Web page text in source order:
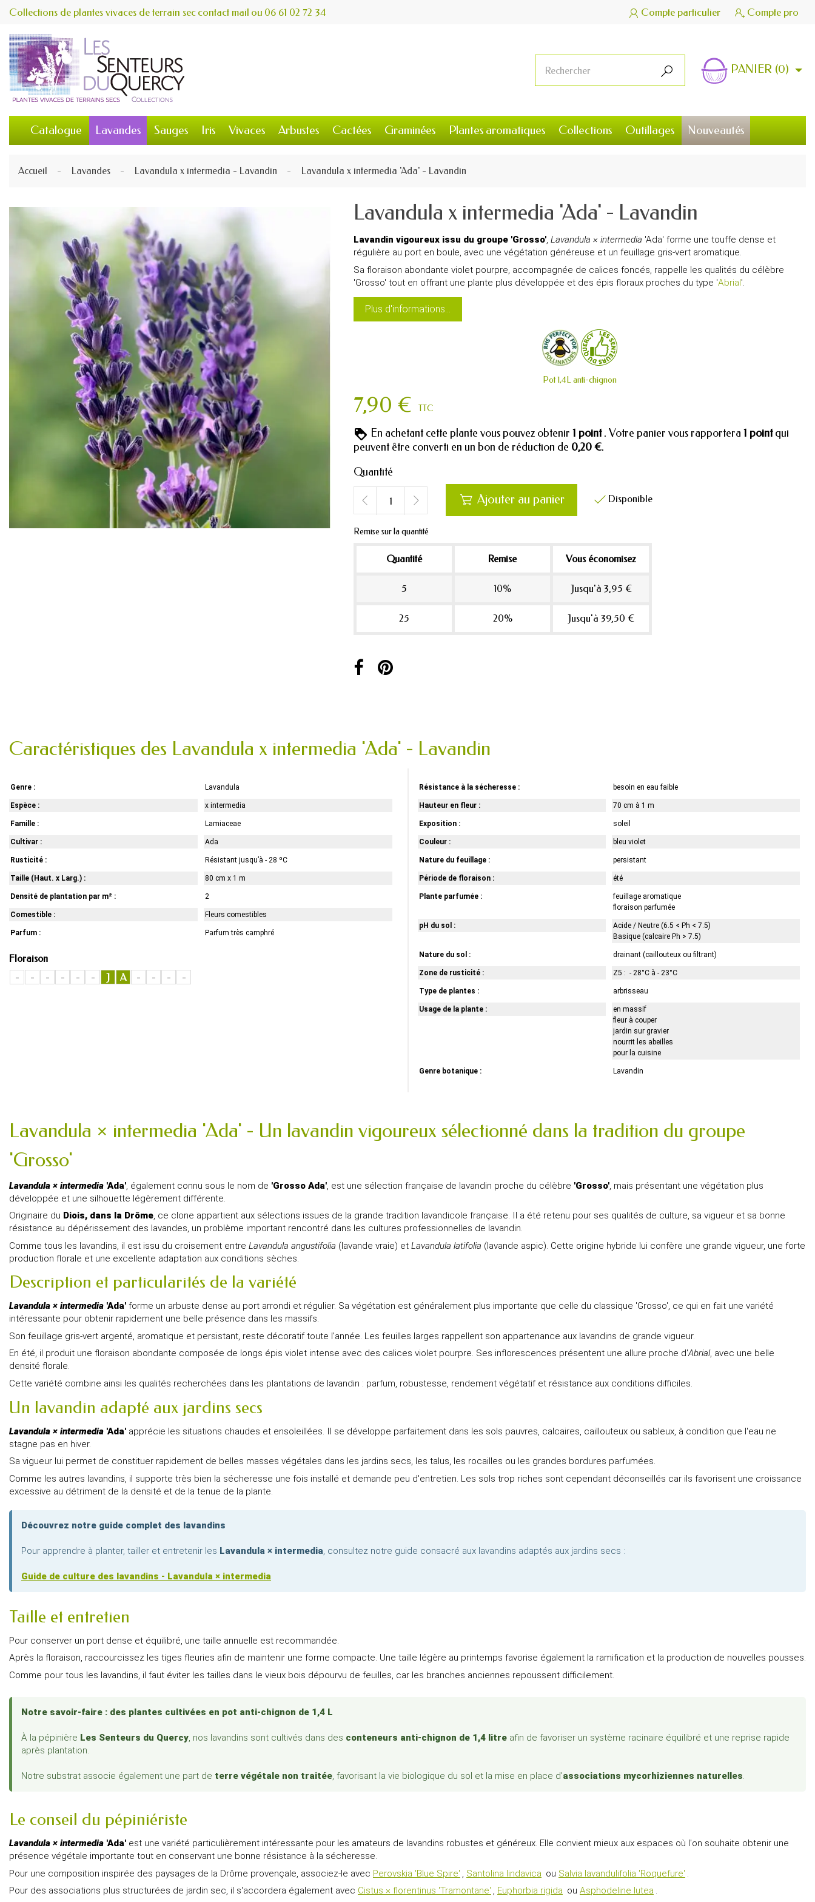
Collections de plantes vivaces de terrain sec contact mail ou 06 61 02 72 34  Compte particulier  Compte pro
 PANIER (0)
Catalogue Lavandes Sauges Iris Vivaces Arbustes Cactées Graminées Plantes aromatiques Collections Outillages Nouveautés
Accueil Lavandes Lavandula x intermedia - Lavandin Lavandula x intermedia 'Ada' - Lavandin
Lavandula x intermedia 'Ada' - Lavandin
Lavandin vigoureux issu du groupe 'Grosso', Lavandula × intermedia 'Ada' forme une touffe dense et
régulière au port en boule, avec une végétation généreuse et un feuillage gris-vert aromatique.
Sa floraison abondante violet pourpre, accompagnée de calices foncés, rappelle les qualités du célèbre
'Grosso' tout en offrant une plante plus développée et des épis floraux proches du type 'Abrial'.
Plus d'informations...
Pot 1,4L anti-chignon
7,90 € TTC
En achetant cette plante vous pouvez obtenir 1 point . Votre panier vous rapportera 1 pointqui
peuvent être converti en un bon de réduction de 0,20 €.
Quantité
 Ajouter au panier  Disponible
Remise sur la quantité
Quantité Remise Vous économisez
5 10% Jusqu'à 3,95 €
25 20% Jusqu'à 39,50 €
Caractéristiques des Lavandula x intermedia 'Ada' - Lavandin
Genre : Lavandula
Espèce : x intermedia
Famille : Lamiaceae
Cultivar : Ada
Rusticité : Résistant jusqu’à - 28 ºC
Taille (Haut. x Larg.) : 80 cm x 1 m
Densité de plantation par m² : 2
Comestible : Fleurs comestibles
Parfum : Parfum très camphré
Floraison
-
- - - - - J A - - - -
Résistance à la sécheresse : besoin en eau faible
Hauteur en fleur : 70 cm à 1 m
Exposition : soleil
Couleur : bleu violet
Nature du feuillage : persistant
Période de floraison : été
Plante parfumée :
feuillage aromatique
floraison parfumée
pH du sol :
Acide / Neutre (6.5 < Ph < 7.5)
Basique (calcaire Ph > 7.5)
Nature du sol : drainant (caillouteux ou filtrant)
Zone de rusticité : Z5 : - 28°C à - 23°C
Type de plantes : arbrisseau
Usage de la plante :
en massif
fleur à couper
jardin sur gravier
nourrit les abeilles
pour la cuisine
Genre botanique : Lavandin
Lavandula × intermedia 'Ada' - Un lavandin vigoureux sélectionné dans la tradition du groupe
'Grosso'
Lavandula × intermedia 'Ada' , également connu sous le nom de 'Grosso Ada' , est une sélection française de lavandin proche du célèbre 'Grosso' , mais présentant une végétation plus
développée et une silhouette légèrement différente.
Originaire du Diois, dans la Drôme, ce clone appartient aux sélections issues de la grande tradition lavandicole française. Il a été retenu pour ses qualités de culture, sa vigueur et sa bonne
résistance au dépérissement des lavandes, un problème important rencontré dans les cultures professionnelles de lavandin.
Comme tous les lavandins, il est issu du croisement entre Lavandula angustifolia (lavande vraie) et Lavandula latifolia (lavande aspic). Cette origine hybride lui confère une grande vigueur, une forte
production florale et une excellente adaptation aux conditions sèches.
Description et particularités de la variété
Lavandula × intermedia 'Ada' forme un arbuste dense au port arrondi et régulier. Sa végétation est généralement plus importante que celle du classique 'Grosso', ce qui en fait une variété
intéressante pour obtenir rapidement une belle présence dans les massifs.
Son feuillage gris-vert argenté, aromatique et persistant, reste décoratif toute l'année. Les feuilles larges rappellent son appartenance aux lavandins de grande vigueur.
En été, il produit une floraison abondante composée de longs épis violet intense avec des calices violet pourpre. Ses inflorescences présentent une allure proche d'Abrial, avec une belle
densité florale.
Cette variété combine ainsi les qualités recherchées dans les plantations de lavandin : parfum, robustesse, rendement végétatif et résistance aux conditions difficiles.
Un lavandin adapté aux jardins secs
Lavandula × intermedia 'Ada' apprécie les situations chaudes et ensoleillées. Il se développe parfaitement dans les sols pauvres, calcaires, caillouteux ou sableux, à condition que l'eau ne
stagne pas en hiver.
Sa vigueur lui permet de constituer rapidement de belles masses végétales dans les jardins secs, les talus, les rocailles ou les grandes bordures parfumées.
Comme les autres lavandins, il supporte très bien la sécheresse une fois installé et demande peu d'entretien. Les sols trop riches sont cependant déconseillés car ils favorisent une croissance
excessive au détriment de la densité et de la tenue de la plante.
Découvrez notre guide complet des lavandins
Pour apprendre à planter, tailler et entretenir les Lavandula × intermedia, consultez notre guide consacré aux lavandins adaptés aux jardins secs :
Guide de culture des lavandins - Lavandula × intermedia
Taille et entretien
Pour conserver un port dense et équilibré, une taille annuelle est recommandée.
Après la floraison, raccourcissez les tiges fleuries afin de maintenir une forme compacte. Une taille légère au printemps favorise également la ramification et la production de nouvelles pousses.
Comme pour tous les lavandins, il faut éviter les tailles dans le vieux bois dépourvu de feuilles, car les branches anciennes repoussent difficilement.
Notre savoir-faire : des plantes cultivées en pot anti-chignon de 1,4 L
À la pépinière Les Senteurs du Quercy, nos lavandins sont cultivés dans des conteneurs anti-chignon de 1,4 litre afin de favoriser un système racinaire équilibré et une reprise rapide
après plantation.
Notre substrat associe également une part de terre végétale non traitée, favorisant la vie biologique du sol et la mise en place d'associations mycorhiziennes naturelles.
Le conseil du pépiniériste
Lavandula × intermedia 'Ada' est une variété particulièrement intéressante pour les amateurs de lavandins robustes et généreux. Elle convient mieux aux espaces où l'on souhaite obtenir une
présence végétale importante tout en conservant une bonne résistance à la sécheresse.
Pour une composition inspirée des paysages de la Drôme provençale, associez-le avec Perovskia 'Blue Spire' , Santolina lindavica ou Salvia lavandulifolia 'Roquefure' .
Pour des associations plus structurées de jardin sec, il s'accordera également avec Cistus × florentinus 'Tramontane' , Euphorbia rigida ou Asphodeline lutea .